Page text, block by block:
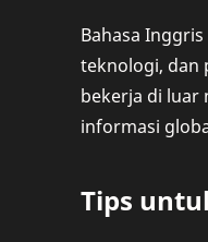
Bahasa
teknologi, dan
bekerja di luar
informasi
Tips